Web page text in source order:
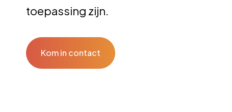
toepassing zijn.
Kom in contact